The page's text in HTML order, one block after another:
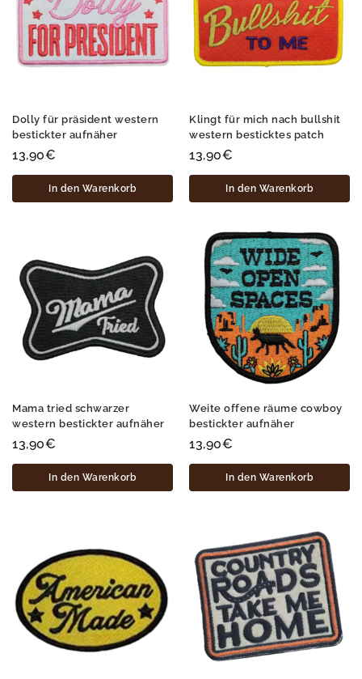
Dolly für präsident western
bestickter aufnäher
13,90€
In den Warenkorb
Klingt für mich nach bullshit
western besticktes patch
13,90€
In den Warenkorb
Mama tried schwarzer
western bestickter aufnäher
13,90€
In den Warenkorb
Weite offene räume cowboy
bestickter aufnäher
13,90€
In den Warenkorb